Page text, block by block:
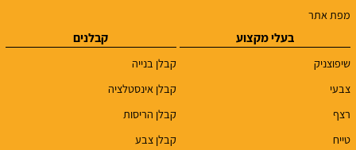
מפת אתר
בעלי מקצוע
שיפוצניק
צבעי
רצף
טייח
קבלנים
קבלן בנייה
קבלן אינסטלציה
קבלן הריסות
קבלן צבע